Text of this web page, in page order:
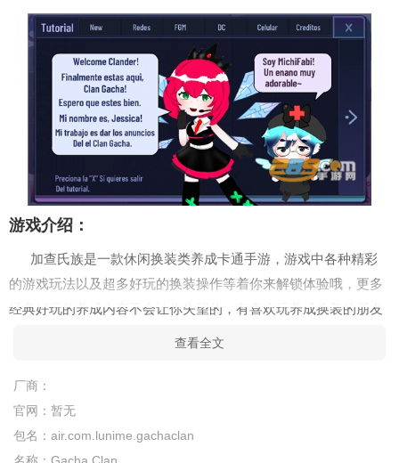
游戏介绍：
加查氏族是一款休闲换装类养成卡通手游，游戏中各种精彩
的游戏玩法以及超多好玩的换装操作等着你来解锁体验哦，更多
经典好玩的养成内容不会让你失望的，有喜欢玩养成换装的朋友
千万不要错过了，超多卡通内容等你来解锁。
★更改几乎所有商品的颜色！
查看全文
厂商：
官网： 暂无
包名： air.com.lunime.gachaclan
名称： Gacha Clan